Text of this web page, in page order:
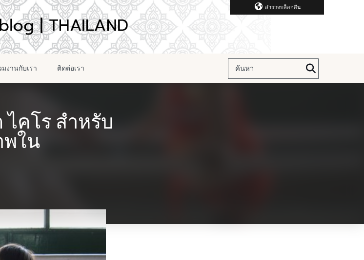
สำรวจบล็อกอื่น
มงานกับเรา ติดต่อเรา
คโร สำหรับ
ใน